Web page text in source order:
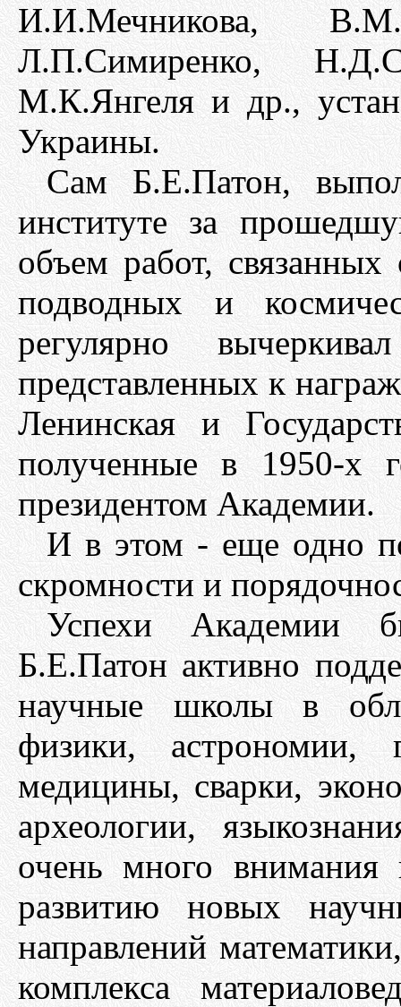
И.И.Мечникова,
Л.П.Симиренко,
М.К.Янгеля и др.,
Украины.
Сам Б.Е.Патон,
институте за
объем работ,
подводных и
регулярно
представленных к
Ленинская и
полученные в 1950-х
президентом Академии.
И в этом - еще одно
скромности и
Успехи Академии
Б.Е.Патон активно
научные школы в
физики, астрономии,
медицины, сварки,
археологии,
очень много
развитию новых
направлений
комплекса